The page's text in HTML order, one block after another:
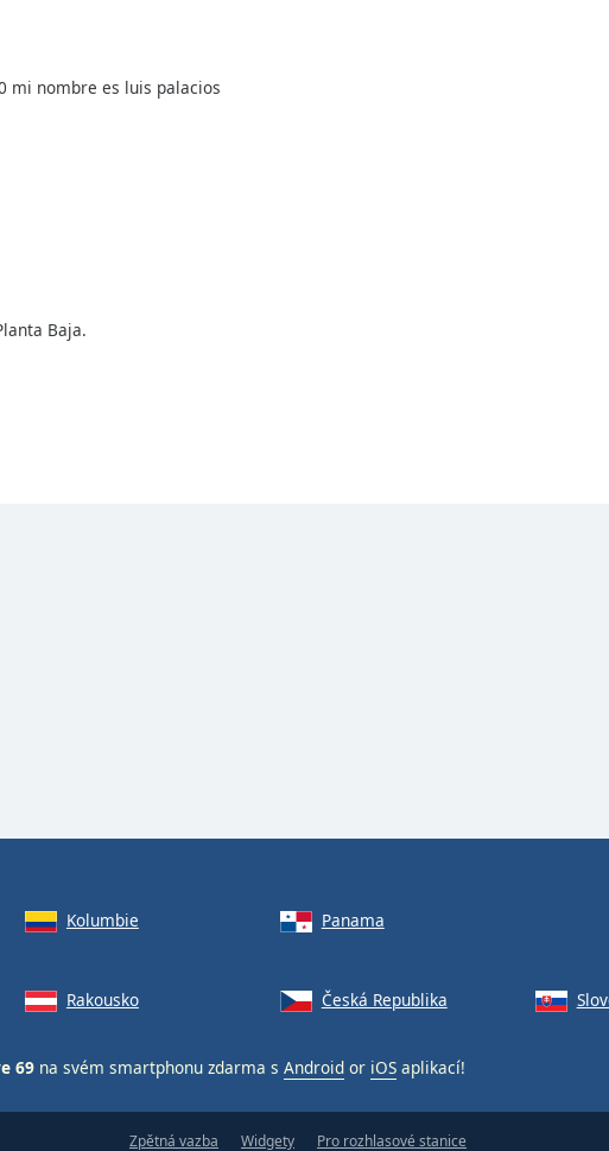
mi nombre es luis palacios
Baja.
Kolumbie Panama
Rakousko Česká Republika
69 na svém smartphonu zdarma s Android or iOS aplikací!
Zpětná vazba Widgety Pro rozhlasové stanice